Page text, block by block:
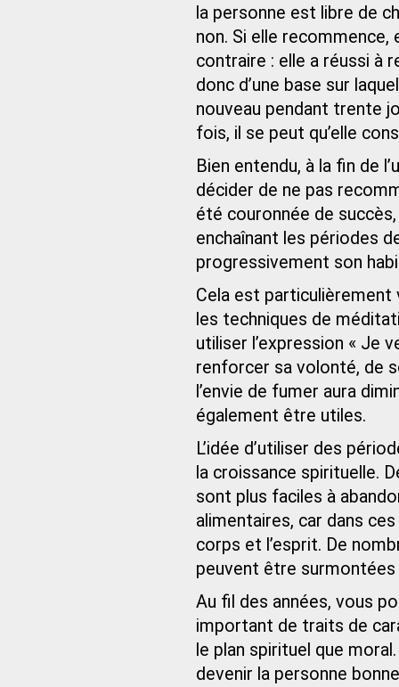
la personne est libre de
non. Si elle recommence,
contraire : elle a réussi à
donc d’une base sur
nouveau pendant trente
fois, il se peut qu’elle
Bien entendu, à la fin de
décider de ne pas
été couronnée de
enchaînant les périodes
progressivement son
Cela est particulièrement
les techniques de
utiliser l’expression « Je
renforcer sa volonté, de
l’envie de fumer aura
également être utiles.
L’idée d’utiliser des
la croissance spirituelle.
sont plus faciles à
alimentaires, car dans
corps et l’esprit. De
peuvent être
Au fil des années, vous
important de traits de
le plan spirituel que
devenir la personne